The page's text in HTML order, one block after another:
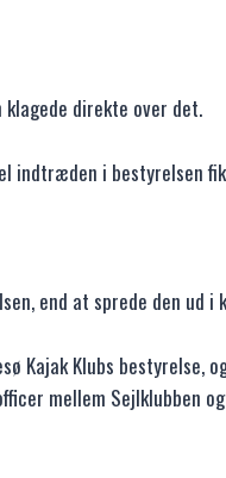
direkte over det.
indtræden i bestyrelsen
end at sprede den ud i
Kajak Klubs bestyrelse,
mellem Sejlklubben